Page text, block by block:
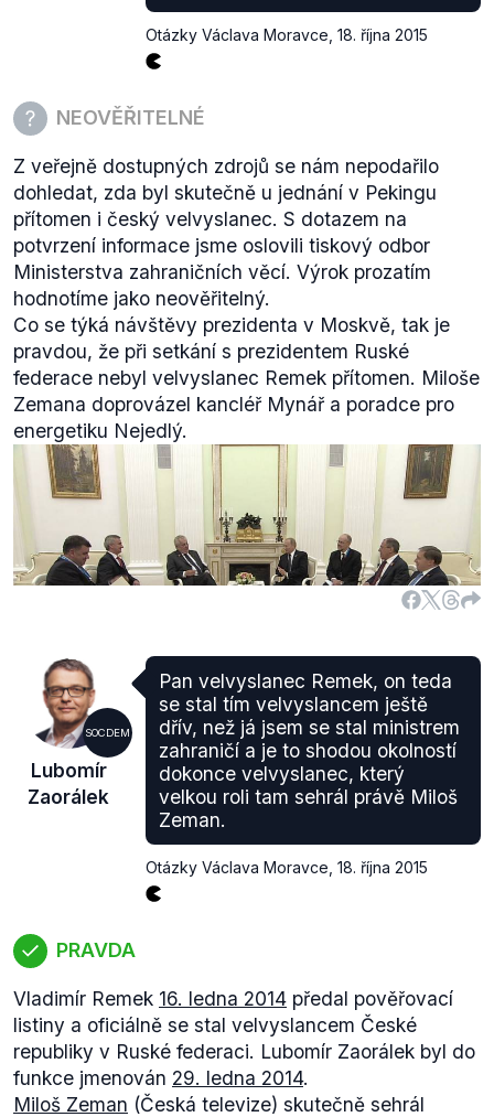
Otázky Václava Moravce 18. října 2015
NEOVĚŘITELNÉ
Z veřejně dostupných zdrojů se nám nepodařilo
dohledat, zda byl skutečně u jednání v Pekingu
přítomen i český velvyslanec. S dotazem na
potvrzení informace jsme oslovili tiskový odbor
Ministerstva zahraničních věcí. Výrok prozatím
hodnotíme jako neověřitelný.
Co se týká návštěvy prezidenta v Moskvě, tak je
pravdou, že při setkání s prezidentem Ruské
federace nebyl velvyslanec Remek přítomen. Miloše
Zemana doprovázel kancléř Mynář a poradce pro
energetiku Nejedlý.
Zdroj fotky:RU.cz
SOCDEM
Lubomír
Zaorálek
Pan velvyslanec Remek, on teda
se stal tím velvyslancem ještě
dřív, než já jsem se stal ministrem
zahraničí a je to shodou okolností
dokonce velvyslanec, který
velkou roli tam sehrál právě Miloš
Zeman.
Otázky Václava Moravce 18. října 2015
PRAVDA
Vladimír Remek 16. ledna 2014 předal pověřovací
listiny a oficiálně se stal velvyslancem České
republiky v Ruské federaci. Lubomír Zaorálek byl do
funkce jmenován 29. ledna 2014.
Miloš Zeman (Česká televize) skutečně sehrál